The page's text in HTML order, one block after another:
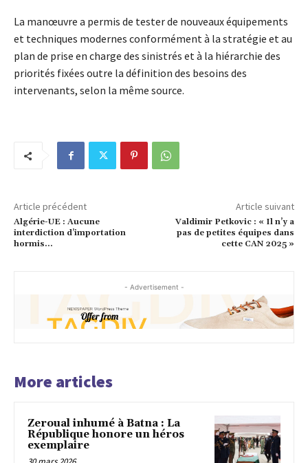
La manœuvre a permis de tester de nouveaux équipements
et techniques modernes conformément à la stratégie et au
plan de prise en charge des sinistrés et à la hiérarchie des
priorités fixées outre la définition des besoins des
intervenants, selon la même source.
Article précédent
Algérie-UE : Aucune
interdiction d’importation
hormis…
Article suivant
Valdimir Petkovic : « Il n’y a
pas de petites équipes dans
cette CAN 2025 »
- Advertisement -
More articles
Zeroual inhumé à Batna : La
République honore un héros
exemplaire